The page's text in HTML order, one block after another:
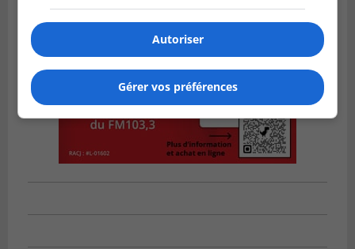
Autoriser
Gérer vos préférences